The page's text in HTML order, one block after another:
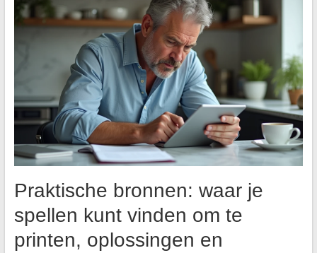
Praktische bronnen: waar je
spellen kunt vinden om te
printen, oplossingen en